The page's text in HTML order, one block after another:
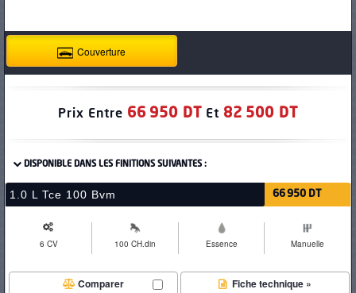
Couverture
Prix Entre 66 950 DT Et 82 500 DT
DISPONIBLE DANS LES FINITIONS SUIVANTES :
1.0 L Tce 100 Bvm 66 950 DT
6 CV 100 CH.din Essence Manuelle
Fiche technique »
Comparer